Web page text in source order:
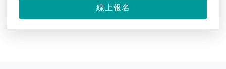
線上報名